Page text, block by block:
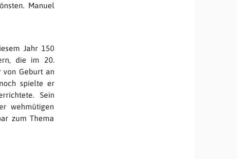
Manuel
Jahr 150
die im 20.
von Geburt an
spielte er
Sein
wehmütigen
zum Thema